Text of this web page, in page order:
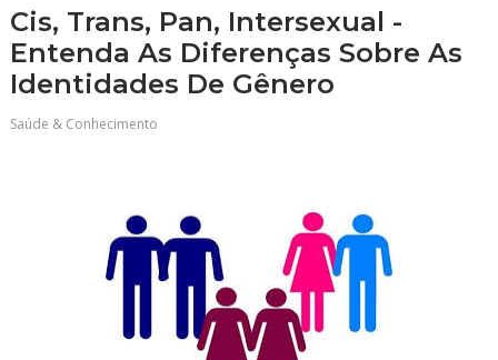
Cis, Trans, Pan, Intersexual -
Entenda As Diferenças Sobre As
Identidades De Gênero
Saúde & Conhecimento